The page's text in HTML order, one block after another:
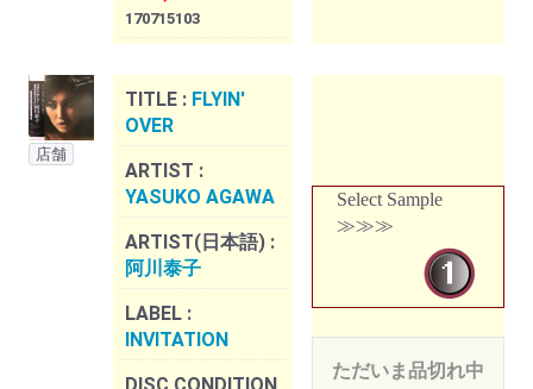
170715103
店舗
TITLE : FLYIN'
OVER
ARTIST :
YASUKO AGAWA
ARTIST(日本語) :
阿川泰子
LABEL :
INVITATION
Select Sample
≫≫≫
ただいま品切れ中